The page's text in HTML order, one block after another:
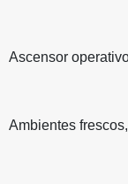
Ascensor
Ambientes